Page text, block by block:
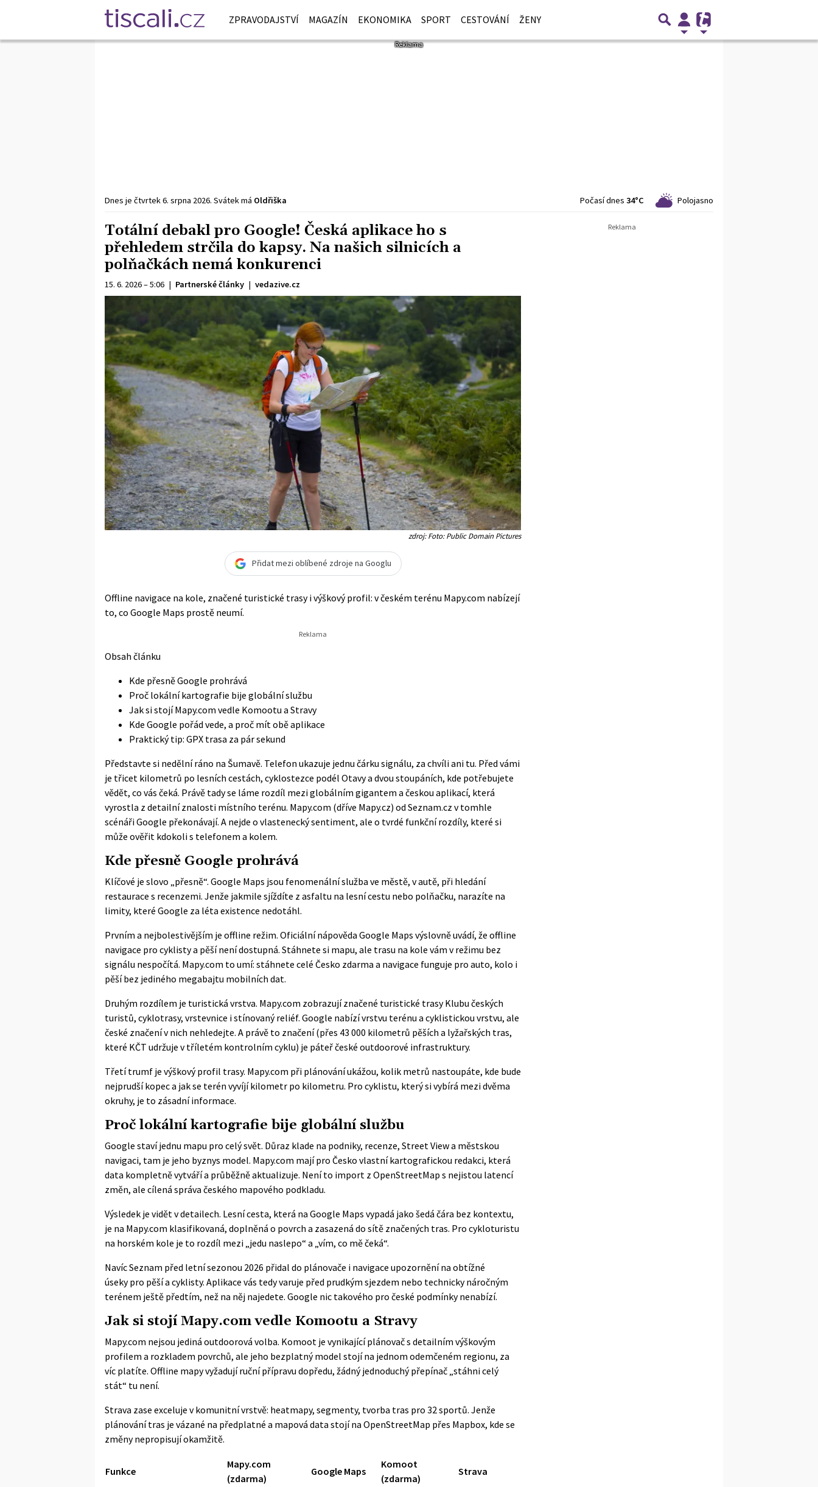
ZPRAVODAJSTVÍ MAGAZÍN EKONOMIKA SPORT CESTOVÁNÍ ŽENY
Dnes je čtvrtek6. srpna 2026. Svátek má Oldřiška Počasí dnes 34°C Polojasno
Totální debakl pro Google! Česká aplikace ho s
přehledem strčila do kapsy. Na našich silnicích a
polňačkách nemá konkurenci
15. 6. 2026 – 5:06 | Partnerské články | vedazive.cz
zdroj: Foto: Public Domain Pictures
Přidat mezi oblíbené zdroje na Googlu
Offline navigace na kole, značené turistické trasy i výškový profil: v českém terénu Mapy.com nabízejí
to, co Google Maps prostě neumí.
Obsah článku
Kde přesně Google prohrává
Proč lokální kartografie bije globální službu
Jak si stojí Mapy.com vedle Komootu a Stravy
Kde Google pořád vede, a proč mít obě aplikace
Praktický tip: GPX trasa za pár sekund
Představte si nedělní ráno na Šumavě. Telefon ukazuje jednu čárku signálu, za chvíli ani tu. Před vámi
je třicet kilometrů po lesních cestách, cyklostezce podél Otavy a dvou stoupáních, kde potřebujete
vědět, co vás čeká. Právě tady se láme rozdíl mezi globálním gigantem a českou aplikací, která
vyrostla z detailní znalosti místního terénu. Mapy.com (dříve Mapy.cz) od Seznam.cz v tomhle
scénáři Google překonávají. A nejde o vlastenecký sentiment, ale o tvrdé funkční rozdíly, které si
může ověřit kdokoli s telefonem a kolem.
Kde přesně Google prohrává
Klíčové je slovo „přesně“. Google Maps jsou fenomenální služba ve městě, v autě, při hledání
restaurace s recenzemi. Jenže jakmile sjíždíte z asfaltu na lesní cestu nebo polňačku, narazíte na
limity, které Google za léta existence nedotáhl.
Prvním a nejbolestivějším je offline režim. Oficiální nápověda Google Maps výslovně uvádí, že offline
navigace pro cyklisty a pěší není dostupná. Stáhnete si mapu, ale trasu na kole vám v režimu bez
signálu nespočítá. Mapy.com to umí: stáhnete celé Česko zdarma a navigace funguje pro auto, kolo i
pěší bez jediného megabajtu mobilních dat.
Druhým rozdílem je turistická vrstva. Mapy.com zobrazují značené turistické trasy Klubu českých
turistů, cyklotrasy, vrstevnice i stínovaný reliéf. Google nabízí vrstvu terénu a cyklistickou vrstvu, ale
české značení v nich nehledejte. A právě to značení (přes 43 000 kilometrů pěších a lyžařských tras,
které KČT udržuje v tříletém kontrolním cyklu) je páteř české outdoorové infrastruktury.
Třetí trumf je výškový profil trasy. Mapy.com při plánování ukážou, kolik metrů nastoupáte, kde bude
nejprudší kopec a jak se terén vyvíjí kilometr po kilometru. Pro cyklistu, který si vybírá mezi dvěma
okruhy, je to zásadní informace.
Proč lokální kartografie bije globální službu
Google staví jednu mapu pro celý svět. Důraz klade na podniky, recenze, Street View a městskou
navigaci, tam je jeho byznys model. Mapy.com mají pro Česko vlastní kartografickou redakci, která
data kompletně vytváří a průběžně aktualizuje. Není to import z OpenStreetMap s nejistou latencí
změn, ale cílená správa českého mapového podkladu.
Výsledek je vidět v detailech. Lesní cesta, která na Google Maps vypadá jako šedá čára bez kontextu,
je na Mapy.com klasifikovaná, doplněná o povrch a zasazená do sítě značených tras. Pro cykloturistu
na horském kole je to rozdíl mezi „jedu naslepo“ a „vím, co mě čeká“.
Navíc Seznam před letní sezonou 2026 přidal do plánovače i navigace upozornění na obtížné
úsekypro pěší a cyklisty. Aplikace vás tedy varuje před prudkým sjezdem nebo technicky náročným
terénem ještě předtím, než na něj najedete. Google nic takového pro české podmínky nenabízí.
Jak si stojí Mapy.com vedle Komootu a Stravy
Mapy.com nejsou jediná outdoorová volba. Komoot je vynikající plánovač s detailním výškovým
profilem a rozkladem povrchů, ale jeho bezplatný model stojí na jednom odemčeném regionu, za
víc platíte. Offline mapy vyžadují ruční přípravu dopředu, žádný jednoduchý přepínač „stáhni celý
stát“ tu není.
Strava zase exceluje v komunitní vrstvě: heatmapy, segmenty, tvorba tras pro 32 sportů. Jenže
plánování tras je vázané na předplatné a mapová data stojí na OpenStreetMap přes Mapbox, kde se
změny nepropisují okamžitě.
Funkce
Mapy.com
(zdarma)
Google Maps
Komoot
(zdarma)
Strava